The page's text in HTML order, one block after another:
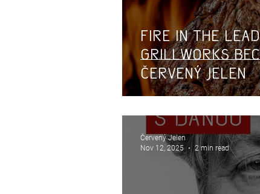
Fire in the
GRILLWORKS
červený jelen
Červený Jelen
Nov 12, 2025
2 min read